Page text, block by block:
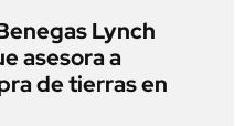
Lynch
asesora a
de tierras en